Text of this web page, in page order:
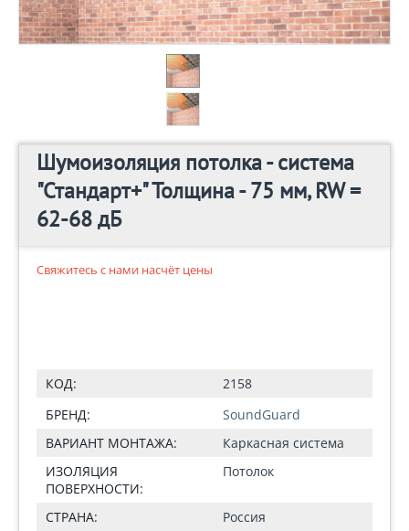
Шумоизоляция потолка - система
"Стандарт+" Толщина - 75 мм, RW =
62-68 дБ
Свяжитесь с нами насчёт цены
КОД:
2158
БРЕНД:
SoundGuard
ВАРИАНТ МОНТАЖА:
Каркасная система
ИЗОЛЯЦИЯ
ПОВЕРХНОСТИ:
Потолок
СТРАНА:
Россия